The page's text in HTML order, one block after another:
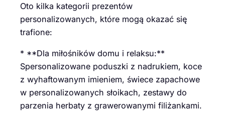
Oto kilka kategorii prezentów
personalizowanych, które mogą okazać się
trafione:
* **Dla miłośników domu i relaksu:**
Spersonalizowane poduszki z nadrukiem, koce
z wyhaftowanym imieniem, świece zapachowe
w personalizowanych słoikach, zestawy do
parzenia herbaty z grawerowanymi filiżankami.